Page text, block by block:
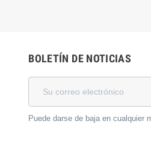
BOLETÍN DE NOTICIAS
Puede darse de baja en cualquier